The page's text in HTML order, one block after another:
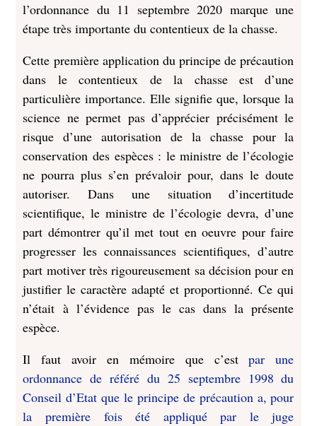
l’ordonnance du 11 septembre 2020 marque une
étape très importante du contentieux de la chasse.
Cette première application du principe de précaution
dans le contentieux de la chasse est d’une
particulière importance. Elle signifie que, lorsque la
science ne permet pas d’apprécier précisément le
risque d’une autorisation de la chasse pour la
conservation des espèces : le ministre de l’écologie
ne pourra plus s’en prévaloir pour, dans le doute
autoriser. Dans une situation d’incertitude
scientifique, le ministre de l’écologie devra, d’une
part démontrer qu’il met tout en oeuvre pour faire
progresser les connaissances scientifiques, d’autre
part motiver très rigoureusement sa décision pour en
justifier le caractère adapté et proportionné. Ce qui
n’était à l’évidence pas le cas dans la présente
espèce.
Il faut avoir en mémoire que c’estpar une
ordonnance de référé du 25 septembre 1998 du
Conseil d’Etat que le principe de précaution a, pour
la première fois été appliqué par le juge